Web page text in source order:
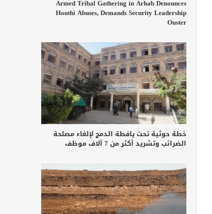
Armed Tribal Gathering in Arhab Denounces
Houthi Abuses, Demands Security Leadership
Ouster
خطة حوثية تحت يافطة الدمج لإلغاء مصلحة
الضرائب وتشريد أكثر من 7 آلاف موظف